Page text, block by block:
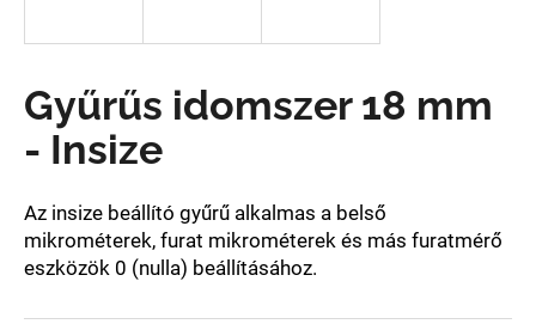
Gyűrűs idomszer 18 mm
- Insize
Az insize beállító gyűrű alkalmas a belső
mikrométerek, furat mikrométerek és más furatmérő
eszközök 0 (nulla) beállításához.
j
á
n
j
u
k